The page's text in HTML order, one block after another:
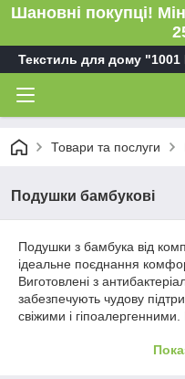
Шановні покупці!
Текстиль для дому "1001
Товари та послуги
Подушки бамбукові
Подушки з бамбука від
ідеальне поєднання
Виготовлені з
забезпечують чудову
свіжими і
вашим гостям комфортний